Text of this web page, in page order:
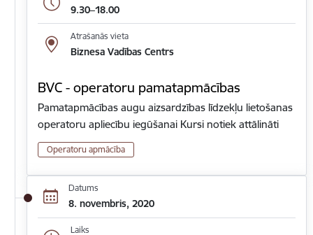
9.30–18.00
Atrašanās vieta
Biznesa Vadības Centrs
BVC - operatoru pamatapmācības
Pamatapmācības augu aizsardzības līdzekļu lietošanas
operatoru apliecību iegūšanai Kursi notiek attālināti
Operatoru apmācība
Datums
8. novembris, 2020
Laiks